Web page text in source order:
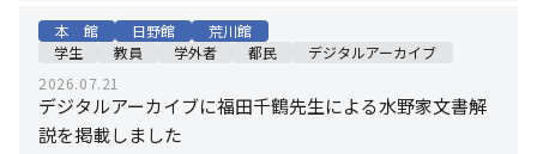
本 館 日野館
荒川館
学生
教員 学外者 都民 デジタルアーカイブ
デジタルアーカイブに福田千鶴先生による水野家文書解
説を掲載しました
2026.07.21